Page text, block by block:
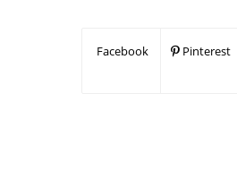
Facebook Pinterest